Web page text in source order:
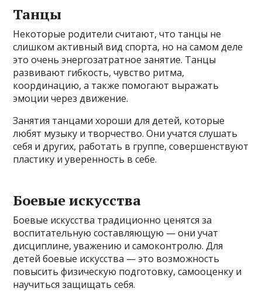
Танцы
Некоторые родители считают, что танцы не
слишком активный вид спорта, но на самом деле
это очень энергозатратное занятие. Танцы
развивают гибкость, чувство ритма,
координацию, а также помогают выражать
эмоции через движение.
Занятия танцами хороши для детей, которые
любят музыку и творчество. Они учатся слушать
себя и других, работать в группе, совершенствуют
пластику и уверенность в себе.
Боевые искусства
Боевые искусства традиционно ценятся за
воспитательную составляющую — они учат
дисциплине, уважению и самоконтролю. Для
детей боевые искусства — это возможность
повысить физическую подготовку, самооценку и
научиться защищать себя.